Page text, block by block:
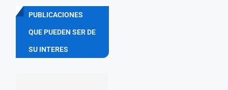
PUBLICACIONES
QUE PUEDEN SER DE
SU INTERES